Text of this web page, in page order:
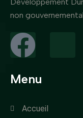
non
Menu
Accueil